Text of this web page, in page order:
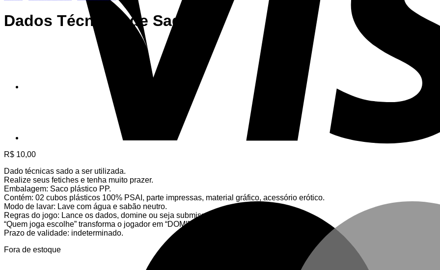
Dados Técnicas de Sado
R$ 10,00
Dado técnicas sado a ser utilizada.
Realize seus fetiches e tenha muito prazer.
Embalagem: Saco plástico PP.
Contém: 02 cubos plásticos 100% PSAI, parte impressas, material gráfico, acessório erótico.
Modo de lavar: Lave com água e sabão neutro.
Regras do jogo: Lance os dados, domine ou seja submisso ao seu parceiro(a).
“Quem joga escolhe” transforma o jogador em “DOMINARDOR” ou “SUBMISSO”!
Prazo de validade: indeterminado.
Fora de estoque